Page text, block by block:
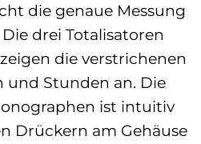
die genaue Messung
drei Totalisatoren
die verstrichenen
und Stunden an. Die
ist intuitiv
Drückern am Gehäuse